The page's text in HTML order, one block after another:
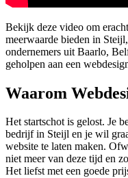
Bekijk deze video om
meerwaarde bieden in
ondernemers uit Baarlo,
geholpen aan een
Waarom
Het startschot is gelost. Je
bedrijf in Steijl en je wil
website te laten maken.
niet meer van deze tijd en
Het liefst met een goede